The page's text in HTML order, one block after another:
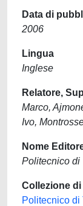
Data di
2006
Lingua
Inglese
Relatore,
Marco,
Ivo,
Nome
Politecnico di
Collezione
Politecnico di